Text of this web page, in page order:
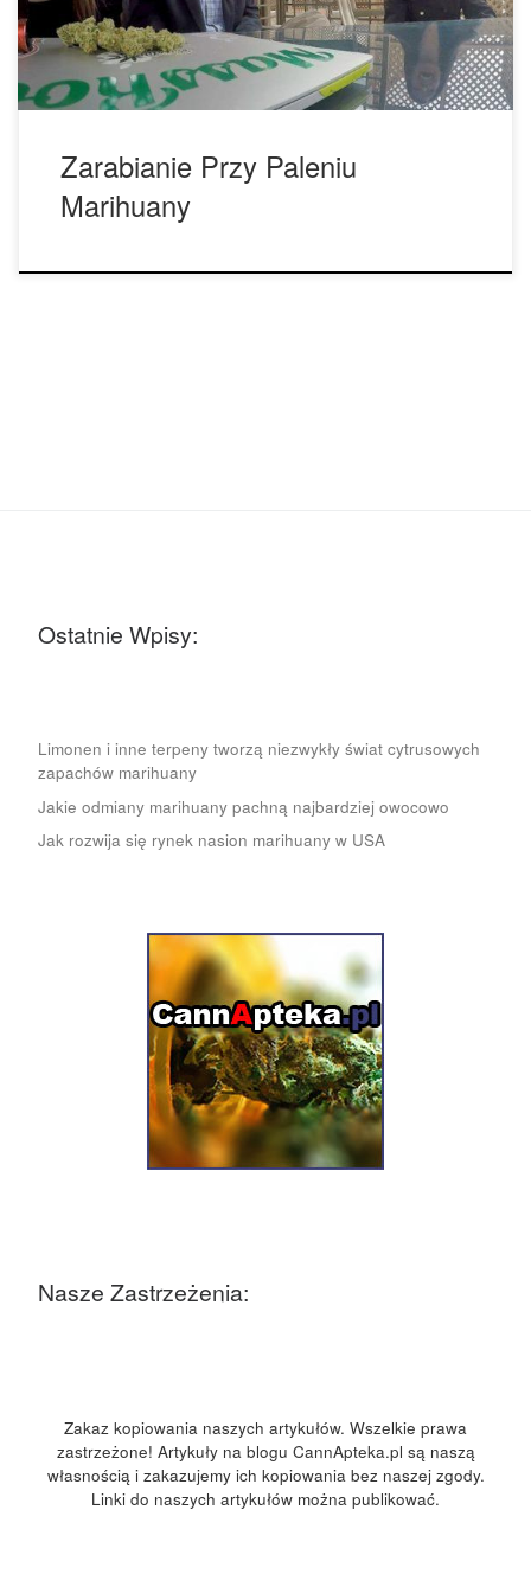
„Jeśli spożywanie marihuany pomaga naszym […]
Zarabianie Przy Paleniu
Marihuany
Ostatnie Wpisy:
Limonen i inne terpeny tworzą niezwykły świat cytrusowych
zapachów marihuany
Jakie odmiany marihuany pachną najbardziej owocowo
Jak rozwija się rynek nasion marihuany w USA
Nasze Zastrzeżenia:
Zakaz kopiowania naszych artykułów. Wszelkie prawa
zastrzeżone! Artykuły na blogu CannApteka.pl są naszą
własnością i zakazujemy ich kopiowania bez naszej zgody.
Linki do naszych artykułów można publikować.